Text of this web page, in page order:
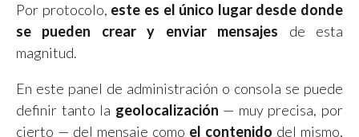
Por protocolo, este es el único lugar desde donde
se pueden crear y enviar mensajes de esta
magnitud.
En este panel de administración o consola se puede
definir tanto la geolocalización — muy precisa, por
cierto — del mensaje como el contenido del mismo,